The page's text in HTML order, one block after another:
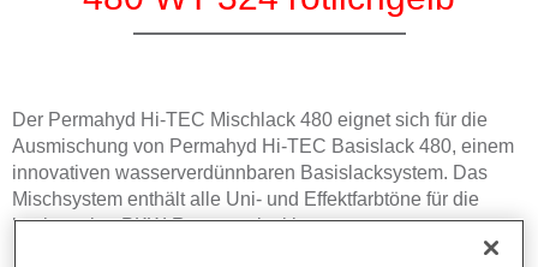
Der Permahyd Hi-TEC Mischlack 480 eignet sich für die
Ausmischung von Permahyd Hi-TEC Basislack 480, einem
innovativen wasserverdünnbaren Basislacksystem. Das
Mischsystem enthält alle Uni- und Effektfarbtöne für die
hochwertige PKW-Reparaturlackierung.